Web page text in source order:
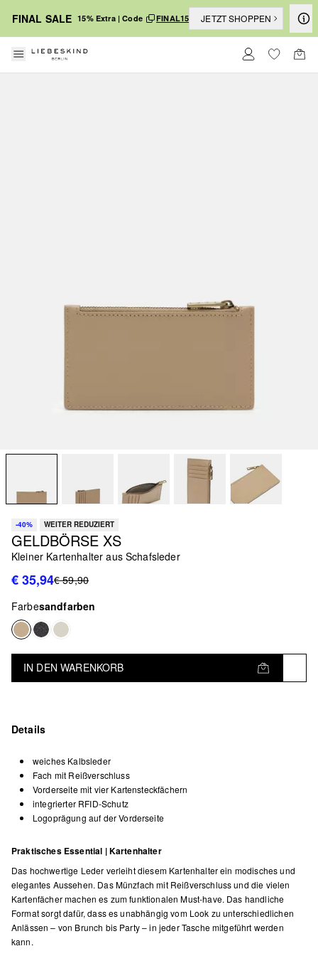
FINAL SALE 15% Extra | Code FINAL15 JETZT SHOPPEN
-40% WEITER REDUZIERT
GELDBÖRSE XS
Kleiner Kartenhalter aus Schafsleder
€ 35,94€ 59,90
Farbesandfarben
IN DEN WARENKORB
Details
weiches Kalbsleder
Fach mit Reißverschluss
Vorderseite mit vier Kartensteckfächern
integrierter RFID-Schutz
Logoprägung auf der Vorderseite
Praktisches Essential | Kartenhalter
Das hochwertige Leder verleiht diesem Kartenhalter ein modisches und
elegantes Aussehen. Das Münzfach mit Reißverschluss und die vielen
Kartenfächer machen es zum funktionalen Must-have. Das handliche
Format sorgt dafür, dass es unabhängig vom Look zu unterschiedlichen
Anlässen – von Brunch bis Party – in jeder Tasche mitgeführt werden
kann.